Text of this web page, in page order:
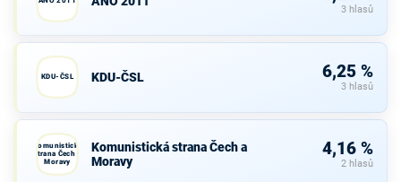
3 hlasů
KDU-ČSL KDU-ČSL 6,25 %
3 hlasů
Komunistická
strana Čech a
Moravy
Komunistická strana Čech a
Moravy
4,16 %
2 hlasů